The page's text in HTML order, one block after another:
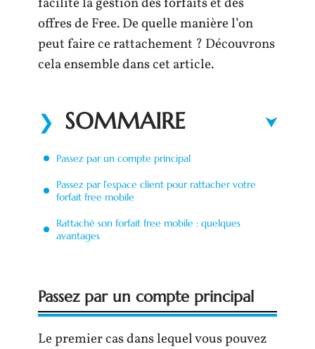
offres de Free. De quelle manière l’on
peut faire ce rattachement ? Découvrons
cela ensemble dans cet article.
SOMMAIRE
Passez par un compte principal
Passez par l’espace client pour rattacher votre
forfait free mobile
Rattaché son forfait free mobile : quelques
avantages
Passez par un compte principal
Le premier cas dans lequel vous pouvez